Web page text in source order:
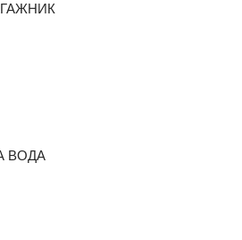
ВОДА